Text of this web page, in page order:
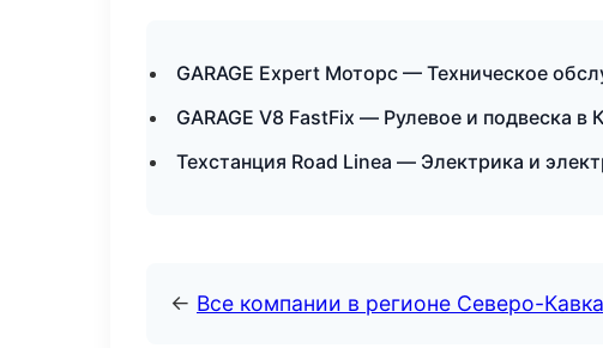
GARAGE Expert Моторс — Техническое
GARAGE V8 FastFix — Рулевое и подвеска в
Техстанция Road Linea — Электрика и
← Все компании в регионе Северо-